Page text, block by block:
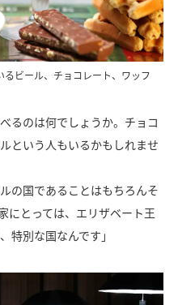
ビール、チョコレート、ワッフ
るのは何でしょうか。チョコ
という人もいるかもしれませ
の国であることはもちろんそ
にとっては、エリザベート王
特別な国なんです」